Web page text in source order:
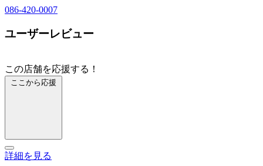
086-420-0007
ユーザーレビュー
この店舗を応援する！
ここから応援
詳細を見る